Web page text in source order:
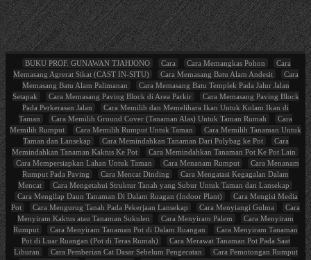
BUKU PROF. GUNAWAN TJAHJONO Cara Cara Memangkas Pohon
Cara
Memasang Agrerat Sikat (CAST IN-SITU)
Cara Memasang Batu Alam Andesit
Cara
Memasang Batu Alam Palimanan
Cara Memasang Batu Templek Pada Jalur Jalan
Setapak
Cara Memasang Paving Block di Area Parkir
Cara Memasang Paving Block
Pada Perkerasan Jalan
Cara Memilih dan Memelihara Ikan Untuk Kolam Ikan di
Taman
Cara Memilih Ground Cover (Tanaman Alas) Untuk Taman Rumah
Cara
Memilih Rumput
Cara Memilih Rumput Untuk Taman
Cara Memilih Tanaman Untuk
Taman dan Lansekap
Cara Memindahkan Tanaman Dari Polybag ke Pot
Cara
Memindahkan Tanaman Kaktus Ke Pot
Cara Memindahkan Tanaman Pot Ke Pot Lain
Cara Mempersiapkan Lahan Untuk Taman
Cara Menanam Rumput
Cara Menanam
Rumput Pada Paving
Cara Mencat Dinding
Cara Mengatasi Kegagalan Dalam
Mencat
Cara Mengetahui Struktur Tanah yang Subur Untuk Taman dan Lansekap
Cara Mengilap Daun Tanaman Di Dalam Ruagan (Indoor Plant)
Cara Mengisi Media
Pot
Cara Mengurug Tanah Pada Pekerjaan Lansekap Cara Menyiangi Gulma
Cara
Menyiram Kaktus atau Tanaman Sukulen
Cara Menyiram Palem
Cara Menyiram
Rumput
Cara Menyiram Tanaman Pot di Dalam Ruangan
Cara Menyiram Tanaman
Pot di Luar Ruangan (Pot di Teras Rumah)
Cara Merawat Tanaman Pot Pada Saat
Liburan
Cara Pemberian Cat Dasar Sebelum Pengecatan
Cara Pemotongan Rumput